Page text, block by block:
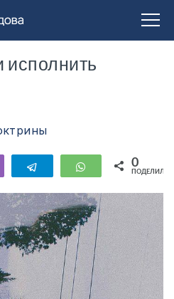
исполнить
Telegram WhatsApp
0